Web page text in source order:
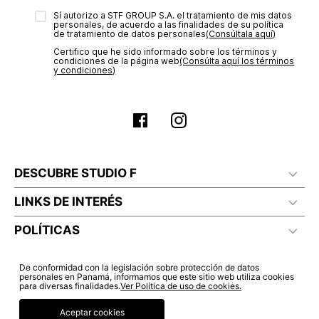
estado de tu compra puedes ingresar al menú de “Mi cuenta -
Mis Pedidos” en nuestra página webwww.studiofpanama.pa
Sí autorizo a STF GROUP S.A. el tratamiento de mis datos
personales, de acuerdo a las finalidades de su política
de tratamiento de datos personales‎(Consúltala aquí)
Certifico que he sido informado sobre los términos y
condiciones de la página web‎(Consúlta aquí los términos
y condiciones)
DESCUBRE STUDIO F
LINKS DE INTERÉS
POLÍTICAS
De conformidad con la legislación sobre protección de datos
personales en Panamá, informamos que este sitio web utiliza cookies
para diversas finalidades.Ver Política de uso de cookies.
Aceptar cookies